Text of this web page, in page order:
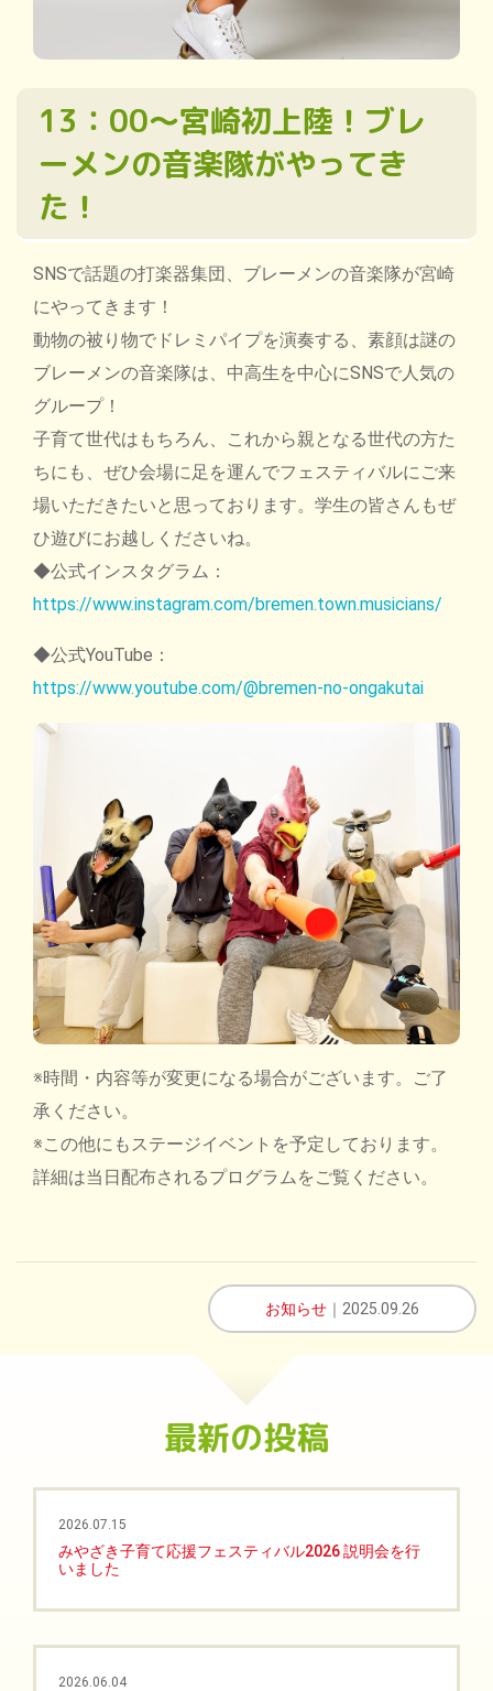
13：00～宮崎初上陸！ブレ
ーメンの音楽隊がやってき
た！
SNSで話題の打楽器集団、ブレーメンの音楽隊が宮崎
にやってきます！
動物の被り物でドレミパイプを演奏する、素顔は謎の
ブレーメンの音楽隊は、中高生を中心にSNSで人気の
グループ！
子育て世代はもちろん、これから親となる世代の方た
ちにも、ぜひ会場に足を運んでフェスティバルにご来
場いただきたいと思っております。学生の皆さんもぜ
ひ遊びにお越しくださいね。
◆公式インスタグラム：
https://www.instagram.com/bremen.town.musicians/
◆公式YouTube：
https://www.youtube.com/@bremen-no-ongakutai
※時間・内容等が変更になる場合がございます。ご了
承ください。
※この他にもステージイベントを予定しております。
詳細は当日配布されるプログラムをご覧ください。
お知らせ ｜2025.09.26
最新の投稿
2026.07.15
みやざき子育て応援フェスティバル2026 説明会を行
いました
2026.06.04